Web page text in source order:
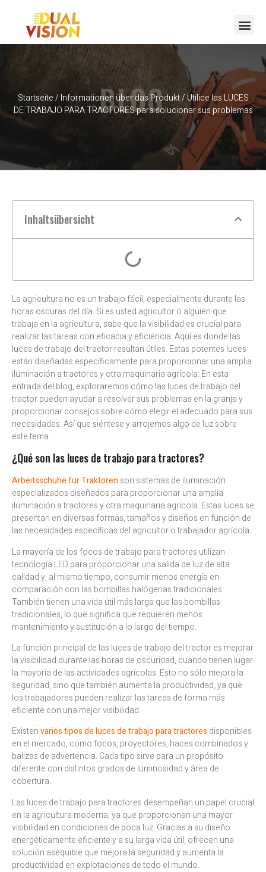
Startseite/ Informationen über das Produkt/ Utilice las LUCES
DE TRABAJO PARA TRACTORES para solucionar sus problemas
BLOG
Inhaltsübersicht
La agricultura no es un trabajo fácil, especialmente durante las
horas oscuras del día. Si es usted agricultor o alguien que
trabaja en la agricultura, sabe que la visibilidad es crucial para
realizar las tareas con eficacia y eficiencia. Aquí es donde las
luces de trabajo del tractor resultan útiles. Estas potentes luces
están diseñadas específicamente para proporcionar una amplia
iluminación a tractores y otra maquinaria agrícola. En esta
entrada del blog, exploraremos cómo las luces de trabajo del
tractor pueden ayudar a resolver sus problemas en la granja y
proporcionar consejos sobre cómo elegir el adecuado para sus
necesidades. Así que siéntese y arrojemos algo de luz sobre
este tema.
¿Qué son las luces de trabajo para tractores?
Arbeitsschuhe für Traktoren son sistemas de iluminación
especializados diseñados para proporcionar una amplia
iluminación a tractores y otra maquinaria agrícola. Estas luces se
presentan en diversas formas, tamaños y diseños en función de
las necesidades específicas del agricultor o trabajador agrícola.
La mayoría de los focos de trabajo para tractores utilizan
tecnología LED para proporcionar una salida de luz de alta
calidad y, al mismo tiempo, consumir menos energía en
comparación con las bombillas halógenas tradicionales.
También tienen una vida útil más larga que las bombillas
tradicionales, lo que significa que requieren menos
mantenimiento y sustitución a lo largo del tiempo.
La función principal de las luces de trabajo del tractor es mejorar
la visibilidad durante las horas de oscuridad, cuando tienen lugar
la mayoría de las actividades agrícolas. Esto no sólo mejora la
seguridad, sino que también aumenta la productividad, ya que
los trabajadores pueden realizar las tareas de forma más
eficiente con una mejor visibilidad.
Existenvarios tipos de luces de trabajo para tractores disponibles
en el mercado, como focos, proyectores, haces combinados y
balizas de advertencia. Cada tipo sirve para un propósito
diferente con distintos grados de luminosidad y área de
cobertura.
Las luces de trabajo para tractores desempeñan un papel crucial
en la agricultura moderna, ya que proporcionan una mayor
visibilidad en condiciones de poca luz. Gracias a su diseño
energéticamente eficiente y a su larga vida útil, ofrecen una
solución asequible que mejora la seguridad y aumenta la
productividad en explotaciones de todo el mundo.